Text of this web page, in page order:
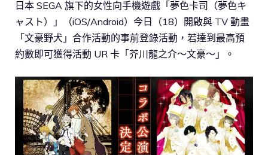
日本 SEGA 旗下的女性向手機遊戲「夢色卡司（夢色キ
ャスト）」（iOS/Android）今日（18）開啟與 TV 動畫
「文豪野犬」合作活動的事前登錄活動，若達到最高預
約數即可獲得活動 UR 卡「芥川龍之介～文豪～」。